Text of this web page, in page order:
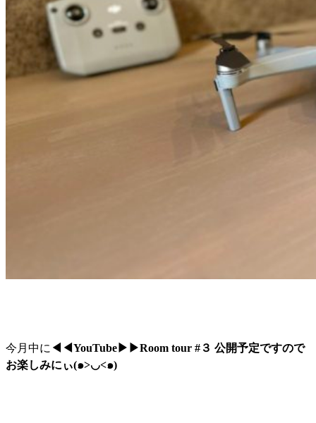
今月中に ◀︎◀︎YouTube▶︎▶︎Room tour #３ 公開予定ですので
お楽しみにぃ(๑>◡<๑)